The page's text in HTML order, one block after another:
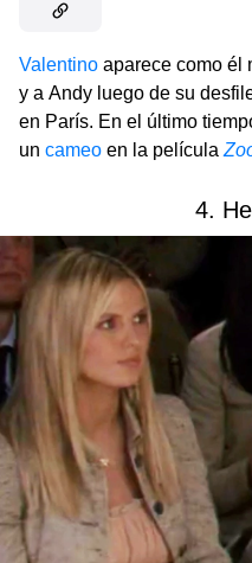
Valentino aparece como él
y a Andy luego de su
en París. En el último
un cameo en la película
4.